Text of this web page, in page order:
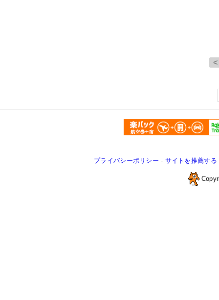
プライバシーポリシー - サイトを推薦する